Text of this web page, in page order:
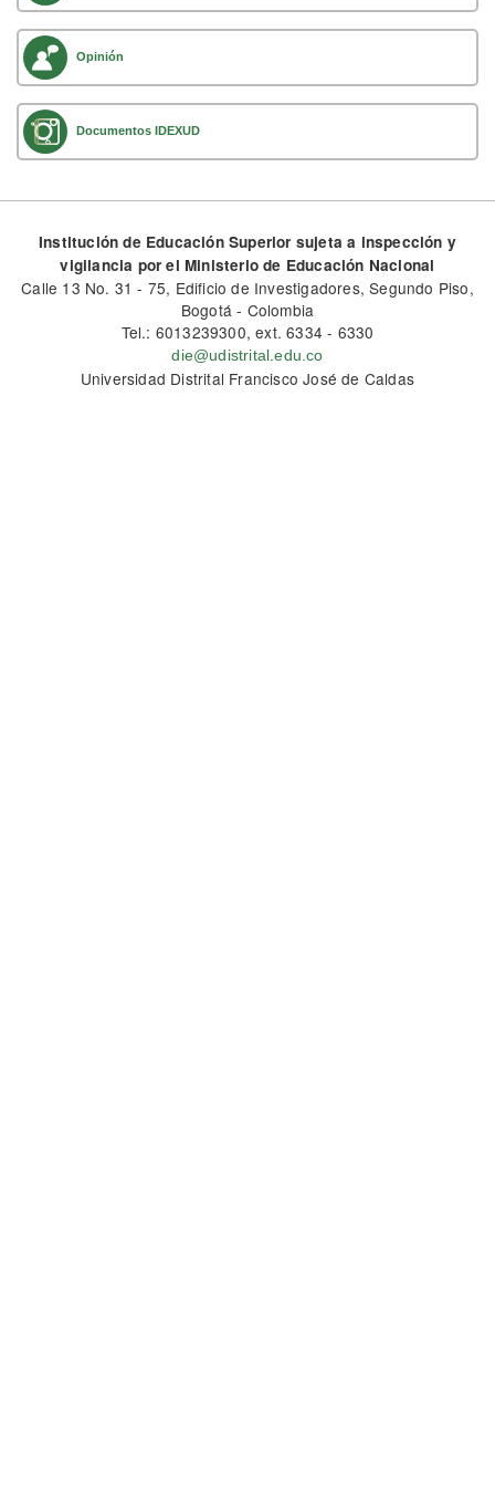
Opinión
Documentos IDEXUD
Institución de Educación Superior sujeta a inspección y
vigilancia por el Ministerio de Educación Nacional
Calle 13 No. 31 - 75, Edificio de Investigadores, Segundo Piso,
Bogotá - Colombia
Tel.: 6013239300, ext. 6334 - 6330
die@udistrital.edu.co
Universidad Distrital Francisco José de Caldas